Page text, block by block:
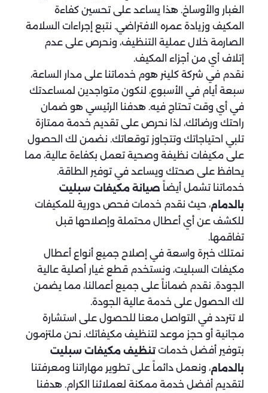
الغبار والأوساخ. هذا يساعد على تحسين كفاءة
المكيف وزيادة عمره الافتراضي. نتبع إجراءات السلامة
الصارمة خلال عملية التنظيف، ونحرص على عدم
إتلاف أي من أجزاء المكيف.
نقدم في شركة كلينر هوم خدماتنا على مدار الساعة،
سبعة أيام في الأسبوع، لنكون متواجدين لمساعدتك
في أي وقت تحتاج فيه. هدفنا الرئيسي هو ضمان
راحتك ورضائك، لذا نحرص على تقديم خدمة ممتازة
تلبي احتياجاتك وتتجاوز توقعاتك. نضمن لك الحصول
على مكيفات نظيفة وصحية تعمل بكفاءة عالية، مما
يحافظ على صحتك ويساعد في توفير الطاقة.
خدماتنا تشمل أيضاً صيانة مكيفات سبليت
بالدمام، حيث نقدم خدمات فحص دورية للمكيفات
للكشف عن أي أعطال محتملة وإصلاحها قبل
تفاقمها.
نمتلك خبرة واسعة في إصلاح جميع أنواع أعطال
مكيفات السبليت، ونستخدم قطع غيار أصلية عالية
الجودة. نقدم ضماناً على جميع أعمالنا، مما يضمن
لك الحصول على خدمة عالية الجودة.
لا تتردد في التواصل معنا للحصول على استشارة
مجانية أو حجز موعد لتنظيف مكيفاتك. نحن ملتزمون
بتوفير أفضل خدمات تنظيف مكيفات سبليت
بالدمام، ونعمل دائماً على تطوير مهاراتنا ومعرفتنا
لتقديم أفضل خدمة ممكنة لعملائنا الكرام. هدفنا